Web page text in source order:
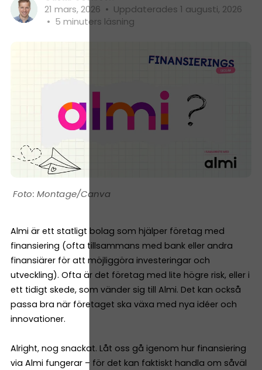
21 mars, 2026 • Uppdaterades 1 augusti, 2026
• 5 minuters läsning
Montage/Canva
Almi är ett statligt bolag som hjälper företag med
finansiering (ofta tillsammans med bank eller andra
finansiärer för att möjliggöra investeringar och
utveckling). Ofta är det företag med lite högre risk, eller i
ett tidigt skede, som vänder sig till Almi. Det kan också
passa bra när företaget ska växa med nya idéer och
innovationer.
Alright, nog snackat. Låt oss gå igenom hur finansiering
via Almi fungerar – för det kan faktiskt handla om såväl